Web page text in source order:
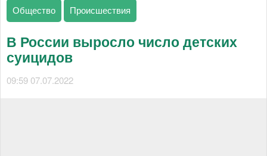
Общество Происшествия
В России выросло число детских
суицидов
09:59 07.07.2022